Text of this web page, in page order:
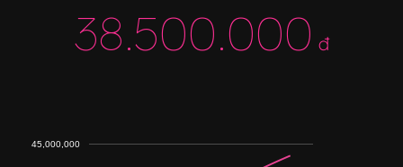
38.500.000 đ
45,000,000